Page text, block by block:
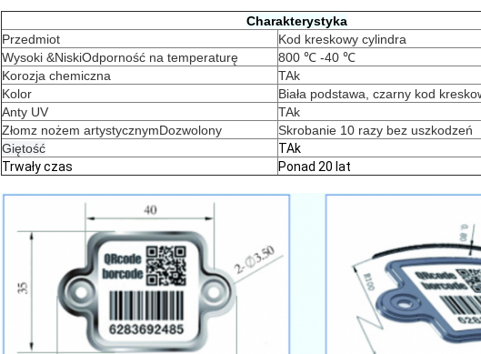
Charakterystyka
Przedmiot
Kod kreskowy cylindra
Wysoki &NiskiOdporność na temperaturę
800 ℃ -40 ℃
Korozja chemiczna
TAk
Kolor
Biała podstawa, czarny kod
Anty UV
TAk
Złomz nożem artystycznymDozwolony
Skrobanie 10 razy bez uszkodzeń
Giętość
TAk
Trwały czas
Ponad 20 lat